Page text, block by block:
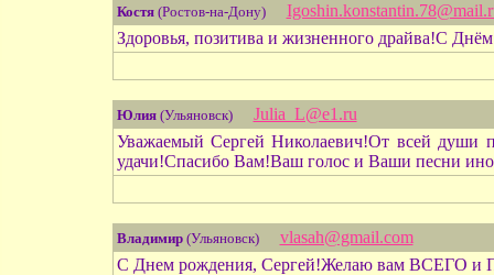
Костя(Ростов-на-Дону)
Здоровья, позитива и жизненного драйва!С
Юлия(Ульяновск)
Julia_L@e1.ru
Уважаемый Сергей Николаевич!От всей души
удачи!Спасибо Вам!Ваш голос и Ваши песни
Владимир(Ульяновск)
vlasah@gmail.com
С Днем рождения, Сергей!Желаю вам ВСЕГО